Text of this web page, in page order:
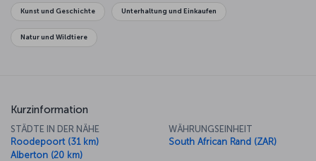
Lebensfreude verbreiten. Das Johannesburg Planetarium weckt
können Sie von der 50. Etage des Carlton Center aus luftiger Höhe
Kunst und Geschichte Unterhaltung und Einkaufen
Natur und Wildtiere
Kurzinformation
STÄDTE IN DER NÄHE
Roodepoort (31 km)
Alberton (20 km)
WÄHRUNGSEINHEIT
South African Rand (ZAR)